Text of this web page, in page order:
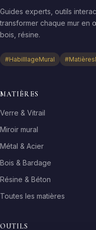
Guides experts, outils
transformer chaque mur en
bois, résine.
#HabilllageMural
MATIÈRES
Verre & Vitrail
Miroir mural
Métal & Acier
Bois & Bardage
Résine & Béton
Toutes les matières
OUTILS